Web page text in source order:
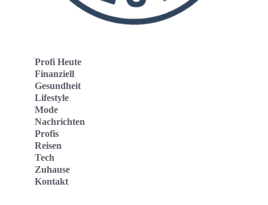
Profi Heute
Finanziell
Gesundheit
Lifestyle
Mode
Nachrichten
Profis
Reisen
Tech
Zuhause
Kontakt